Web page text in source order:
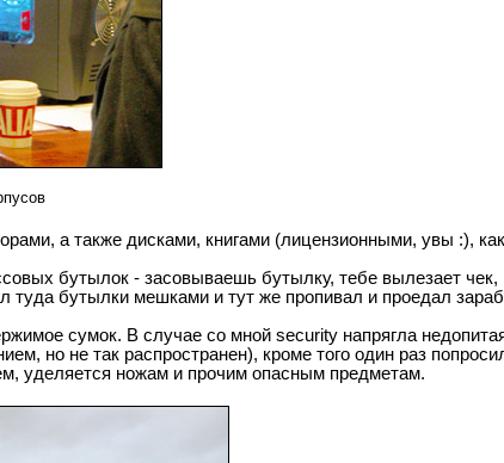
а также дисками, книгами (лицензионными, увы :),
бутылок - засовываешь бутылку, тебе вылезает чек,
бутылки мешками и тут же пропивал и проедал
сумок. В случае со мной security напрягла
но не так распространен), кроме того один раз